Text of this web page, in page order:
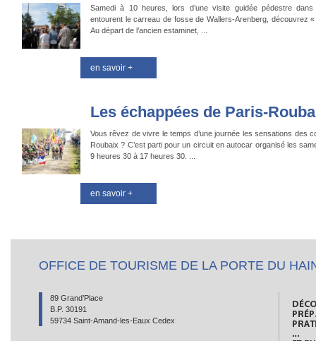
Samedi à 10 heures, lors d’une visite guidée pédestre
entourent le carreau de fosse de Wallers-Arenberg, découvrez
Au départ de l’ancien estaminet, ...
en savoir +
Les échappées de Paris-
Vous rêvez de vivre le temps d’une journée les sensations des
Roubaix ? C’est parti pour un circuit en autocar organisé les
9 heures 30 à 17 heures 30. ...
en savoir +
OFFICE DE TOURISME DE LA PORTE DU
89 Grand’Place
B.P. 30191
59734 Saint-Amand-les-Eaux Cedex